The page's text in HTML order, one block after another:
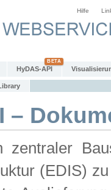
Hilfe
HyDAS-API
–
(EDIS)